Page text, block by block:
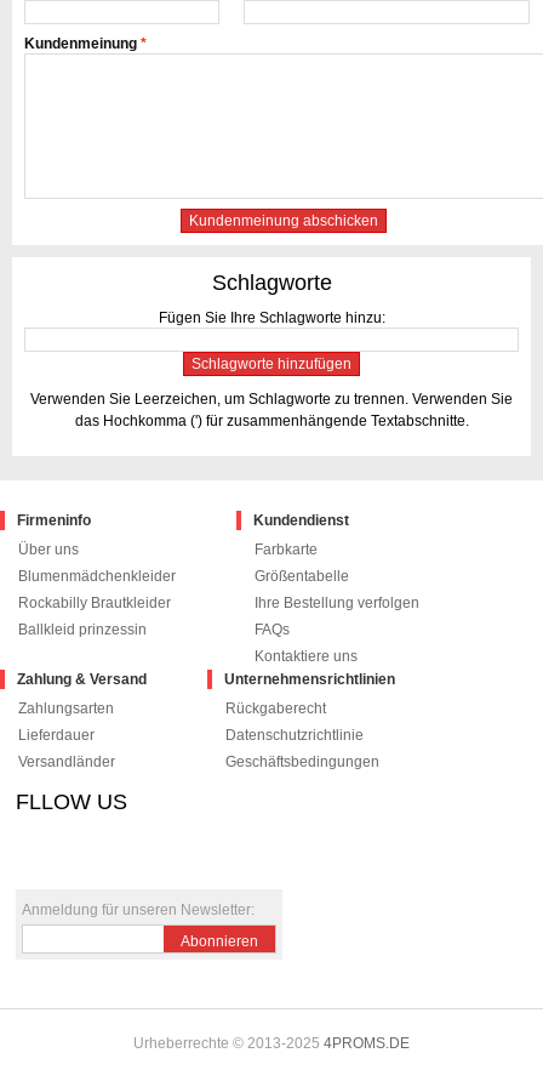
*
Kundenmeinung
Kundenmeinung abschicken
Schlagworte
Fügen Sie Ihre Schlagworte hinzu:
Schlagworte hinzufügen
Verwenden Sie Leerzeichen, um Schlagworte zu trennen. Verwenden Sie
das Hochkomma (') für zusammenhängende Textabschnitte.
Firmeninfo
Über uns
Blumenmädchenkleider
Rockabilly Brautkleider
Ballkleid prinzessin
Kundendienst
Farbkarte
Größentabelle
Ihre Bestellung verfolgen
FAQs
Kontaktiere uns
Zahlung & Versand
Zahlungsarten
Lieferdauer
Versandländer
Unternehmensrichtlinien
Rückgaberecht
Datenschutzrichtlinie
Geschäftsbedingungen
FLLOW US
Anmeldung für unseren Newsletter:
Abonnieren
Urheberrechte © 2013-2025 4PROMS.DE